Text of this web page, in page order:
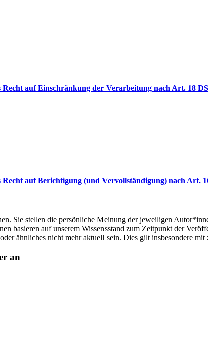
Recht auf Einschränkung der Verarbeitung nach Art. 18
Recht auf Berichtigung (und Vervollständigung) nach Art.
Sie stellen die persönliche Meinung der jeweiligen
basieren auf unserem Wissensstand zum Zeitpunkt der
ähnliches nicht mehr aktuell sein. Dies gilt insbesondere
an